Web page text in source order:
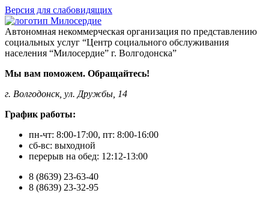
Версия для слабовидящих
Автономная некоммерческая организация по представлению
социальных услуг “Центр социального обслуживания
населения “Милосердие” г. Волгодонска”
Мы вам поможем. Обращайтесь!
г. Волгодонск, ул. Дружбы, 14
График работы:
пн-чт: 8:00-17:00, пт: 8:00-16:00
сб-вс: выходной
перерыв на обед: 12:12-13:00
8 (8639) 23-63-40
8 (8639) 23-32-95